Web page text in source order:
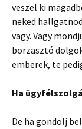
veszel ki
neked
vagy. Vagy
borzasztó
emberek, te
Ha
De ha gondolj